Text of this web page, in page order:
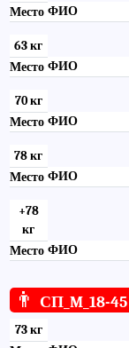
Место ФИО
63 кг
Место ФИО
70 кг
Место ФИО
78 кг
Место ФИО
+78
кг
Место ФИО
👨 СП_M_18-45
73 кг